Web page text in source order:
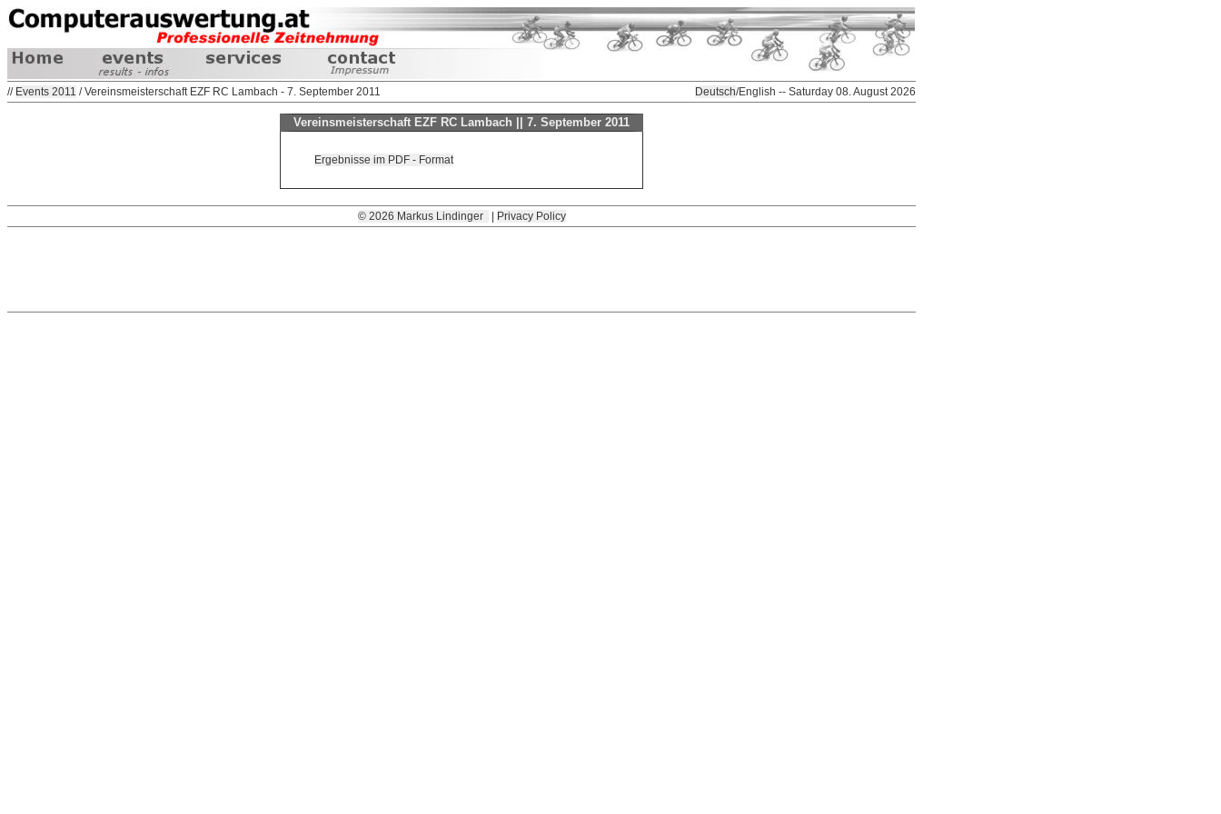
// Events 2011 / Vereinsmeisterschaft EZF RC Lambach - 7. September 2011 Deutsch/English -- Saturday 08. August 2026
Vereinsmeisterschaft EZF RC Lambach || 7. September 2011
Ergebnisse im PDF - Format
© 2026 Markus Lindinger Privacy Policy